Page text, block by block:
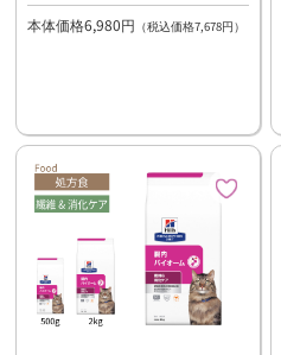
本体価格6,980円 （税込価格7,678円）